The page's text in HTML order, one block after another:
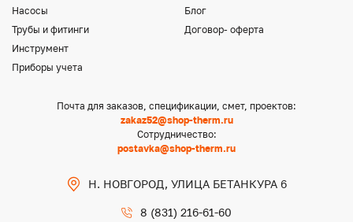
Насосы
Трубы и фитинги
Инструмент
Приборы учета
Блог
Договор- оферта
Почта для заказов, спецификации, смет, проектов:
zakaz52@shop-therm.ru
Сотрудничество:
postavka@shop-therm.ru
Н. НОВГОРОД, УЛИЦА БЕТАНКУРА 6
8 (831) 216-61-60